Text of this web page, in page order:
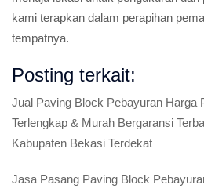
kami terapkan dalam perapihan
tempatnya.
Posting terkait:
Jual Paving Block Pebayuran Harga
Terlengkap & Murah Bergaransi
Kabupaten Bekasi Terdekat
Jasa Pasang Paving Block